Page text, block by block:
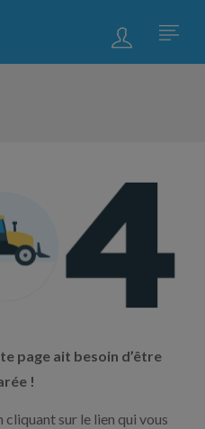
page ait besoin d’être
!
sur le lien qui vous